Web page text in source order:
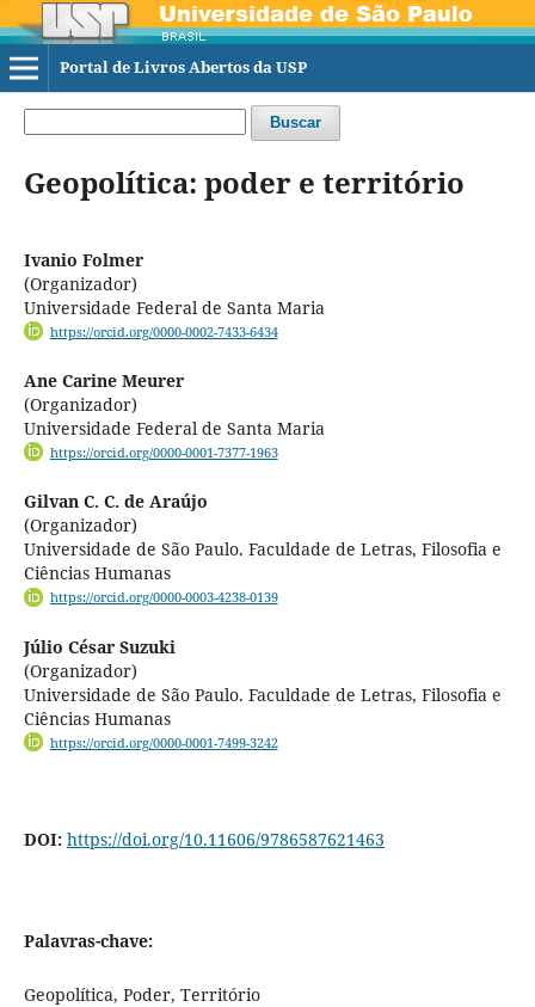
Portal de Livros Abertos da USP
Buscar
Geopolítica: poder e território
Ivanio Folmer
(Organizador)
Universidade Federal de Santa Maria
https://orcid.org/0000-0002-7433-6434
Ane Carine Meurer
(Organizador)
Universidade Federal de Santa Maria
https://orcid.org/0000-0001-7377-1963
Gilvan C. C. de Araújo
(Organizador)
Universidade de São Paulo. Faculdade de Letras, Filosofia e
Ciências Humanas
https://orcid.org/0000-0003-4238-0139
Júlio César Suzuki
(Organizador)
Universidade de São Paulo. Faculdade de Letras, Filosofia e
Ciências Humanas
https://orcid.org/0000-0001-7499-3242
DOI: https://doi.org/10.11606/9786587621463
Palavras-chave:
Geopolítica, Poder, Território